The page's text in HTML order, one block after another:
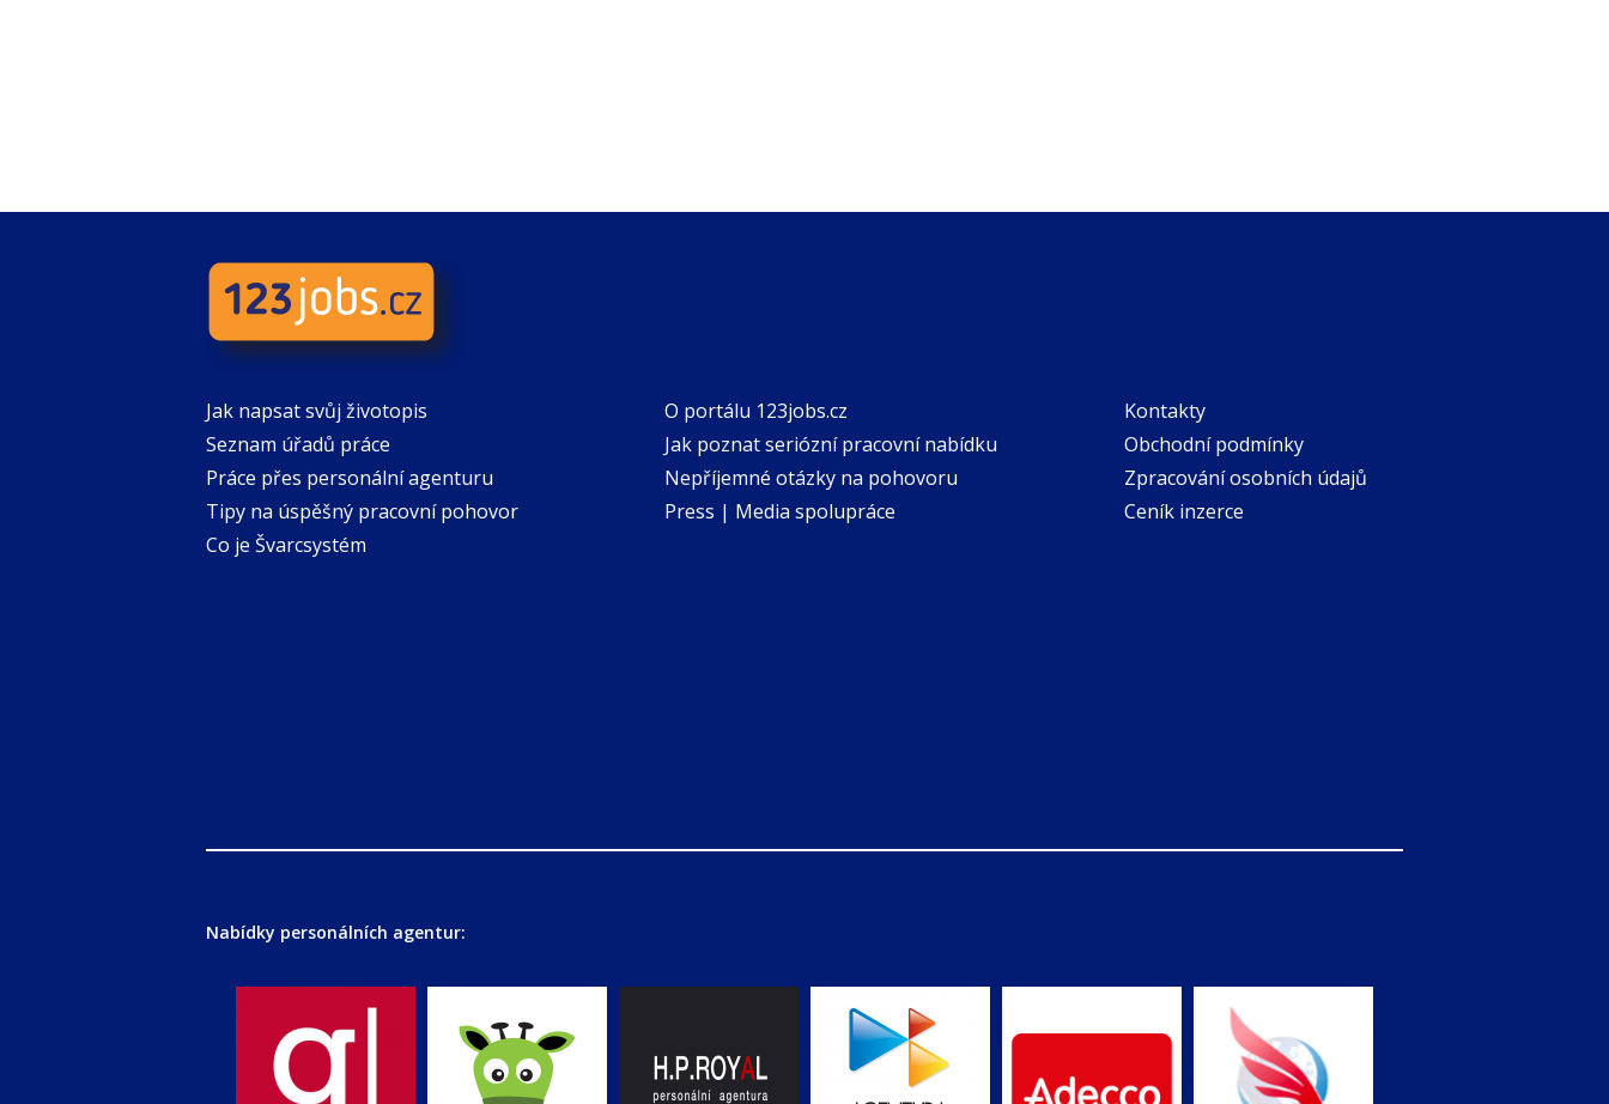
Jak napsat svůj životopis
Seznam úřadů práce
Práce přes personální agenturu
Tipy na úspěšný pracovní pohovor
Co je Švarcsystém
O portálu 123jobs.cz
Jak poznat seriózní pracovní nabídku
Nepříjemné otázky na pohovoru
Press | Media spolupráce
Kontakty
Obchodní podmínky
Zpracování osobních údajů
Ceník inzerce
Nabídky personálních agentur: